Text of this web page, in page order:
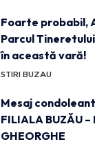
Foarte probabil,
Parcul
în această vară!
STIRI BUZAU
Mesaj
FILIALA BUZĂU –
GHEORGHE